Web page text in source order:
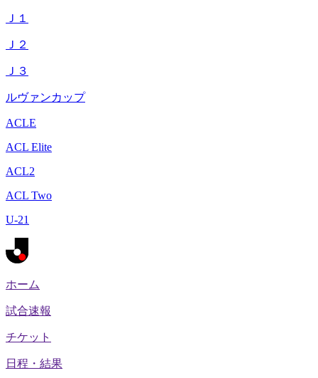
Ｊ１
Ｊ２
Ｊ３
ルヴァンカップ
ACLE
ACL Elite
ACL2
ACL Two
U-21
ホーム
試合速報
チケット
日程・結果